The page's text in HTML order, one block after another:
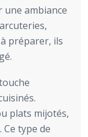
ambiance
préparer, ils
plats mijotés,
type de